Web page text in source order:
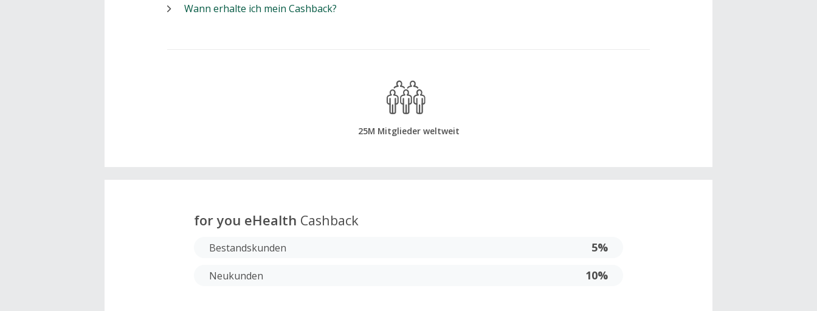
Wann erhalte ich mein Cashback?
25M Mitglieder weltweit
for you eHealth Cashback
Bestandskunden 5%
Neukunden 10%